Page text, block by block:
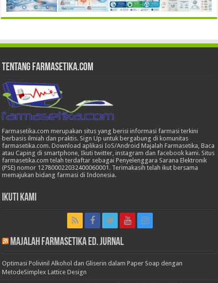
Tentang Farmasetika.com
Farmasetika.com merupakan situs yang berisi informasi farmasi terkini
berbasis ilmiah dan praktis. Sign Up untuk bergabung di komunitas
farmasetika.com. Download aplikasi IoS/Android Majalah Farmasetika, Baca
atau Caping di smartphone, Ikuti twitter, instagram dan facebook kami. Situs
farmasetika.com telah terdaftar sebagai Penyelenggara Sarana Elektronik
(PSE) nomor 127800022032400060001. Terimakasih telah ikut bersama
memajukan bidang farmasi di Indonesia.
Ikuti Kami
Majalah Farmasetika Ed. Jurnal
Optimasi Polivinil Alkohol dan Gliserin dalam Paper Soap dengan
MetodeSimplex Lattice Design